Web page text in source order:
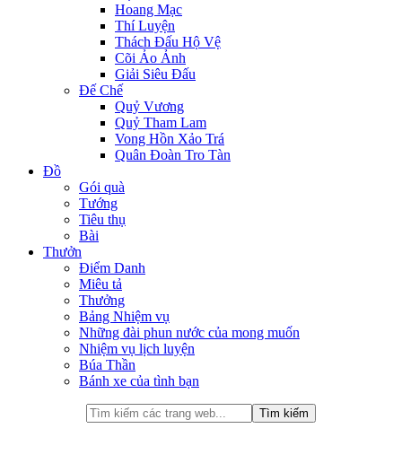
Hoang Mạc
Thí Luyện
Thách Đấu Hộ Vệ
Cõi Ảo Ảnh
Giải Siêu Đấu
Đế Chế
Quỷ Vương
Quỷ Tham Lam
Vong Hồn Xảo Trá
Quân Đoàn Tro Tàn
Đồ
Gói quà
Tướng
Tiêu thụ
Bài
Thưởn
Điểm Danh
Miêu tả
Thưởng
Bảng Nhiệm vụ
Những đài phun nước của mong muốn
Nhiệm vụ lịch luyện
Búa Thần
Bánh xe của tình bạn